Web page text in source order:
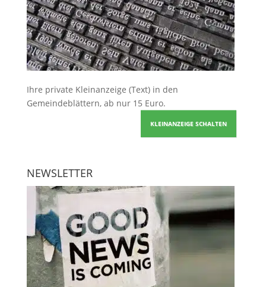
Ihre private Kleinanzeige (Text) in den
Gemeindeblättern, ab nur 15 Euro.
KLEINANZEIGE SCHALTEN
NEWSLETTER